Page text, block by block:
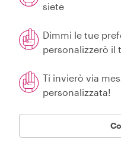
siete
Dimmi le tue
personalizzerò il
Ti invierò via
personalizzata!